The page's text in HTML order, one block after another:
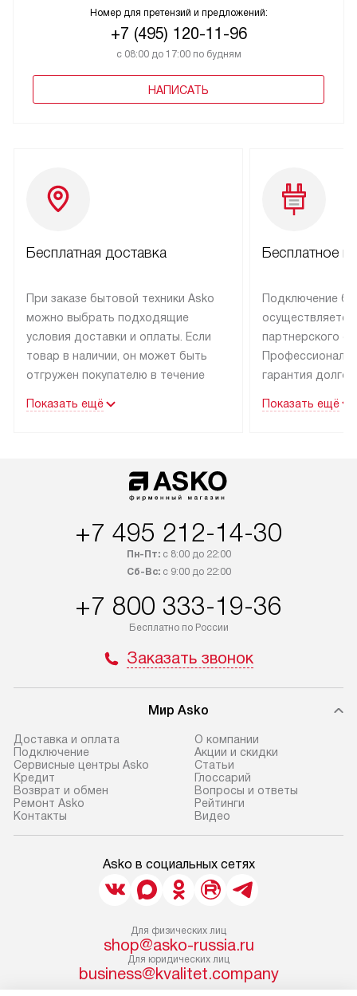
Номер для претензий и предложений:
+7 (495) 120-11-96
с 08:00 до 17:00 по будням
НАПИСАТЬ
Бесплатная доставка
При заказе бытовой техники Asko
можно выбрать подходящие
условия доставки и оплаты. Если
товар в наличии, он может быть
отгружен покупателю в течение
оплачивается дополнительно.
Возможна доставка товаров
Показать ещё
Бесплатное
Подключение
партнерского
гарантия
Показать ещё
+7 495 212-14-30
Пн-Пт:с 8:00 до 22:00
Сб-Вс:с 9:00 до 22:00
+7 800 333-19-36
Бесплатно по России
Заказать звонок
Мир Asko
Доставка и оплата
Подключение
Сервисные центры Asko
Кредит
Возврат и обмен
Ремонт Asko
Контакты
О компании
Акции и скидки
Статьи
Глоссарий
Вопросы и ответы
Рейтинги
Видео
Asko в социальных сетях
Для физических лиц
shop@asko-russia.ru
Для юридических лиц
business@kvalitet.company